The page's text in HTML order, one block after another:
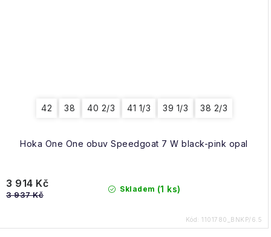
Hoka One One obuv Speedgoat 7 W black-pink opal
42 38 40 2/3 41 1/3 39 1/3 38 2/3
Skladem (1 ks)
3 914 Kč
3 937 Kč
Kód: 1101780_BNKP/6.5